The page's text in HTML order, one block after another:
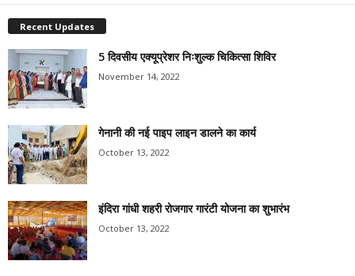
Recent Updates
5 दिवसीय एक्यूप्रेशर निःशुल्क चिकित्सा शिविर
November 14, 2022
गेनानी की नई पाइप लाइन डालने का कार्य
October 13, 2022
इंदिरा गांधी शहरी रोजगार गारंटी योजना का शुभारंभ
October 13, 2022